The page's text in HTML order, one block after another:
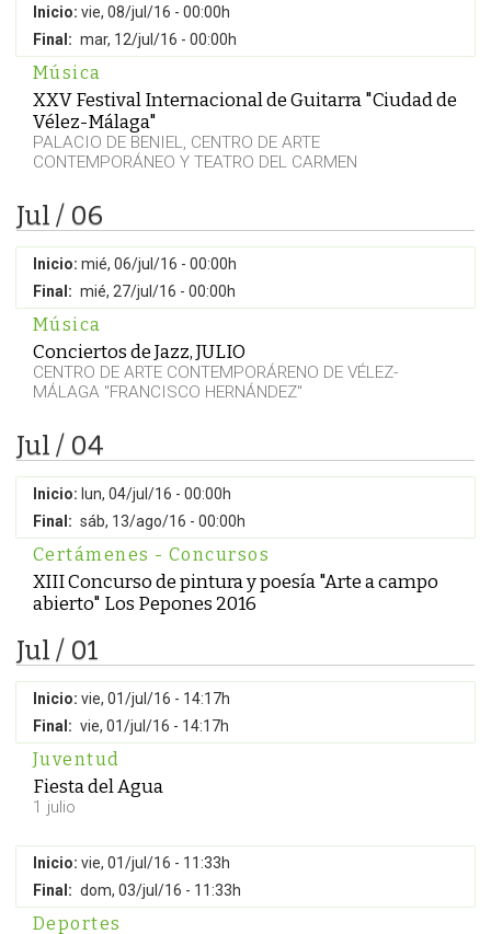
Inicio: vie, 08/jul/16 - 00:00h
Final: mar, 12/jul/16 - 00:00h
Música
XXV Festival Internacional de Guitarra "Ciudad de
Vélez-Málaga"
PALACIO DE BENIEL, CENTRO DE ARTE
CONTEMPORÁNEO Y TEATRO DEL CARMEN
Jul / 06
Inicio: mié, 06/jul/16 - 00:00h
Final: mié, 27/jul/16 - 00:00h
Música
Conciertos de Jazz, JULIO
CENTRO DE ARTE CONTEMPORÁRENO DE VÉLEZ-
MÁLAGA "FRANCISCO HERNÁNDEZ"
Jul / 04
Inicio: lun, 04/jul/16 - 00:00h
Final: sáb, 13/ago/16 - 00:00h
Certámenes - Concursos
XIII Concurso de pintura y poesía "Arte a campo
abierto" Los Pepones 2016
Jul / 01
Inicio: vie, 01/jul/16 - 14:17h
Final: vie, 01/jul/16 - 14:17h
Juventud
Fiesta del Agua
1 julio
Inicio: vie, 01/jul/16 - 11:33h
Final: dom, 03/jul/16 - 11:33h
Deportes